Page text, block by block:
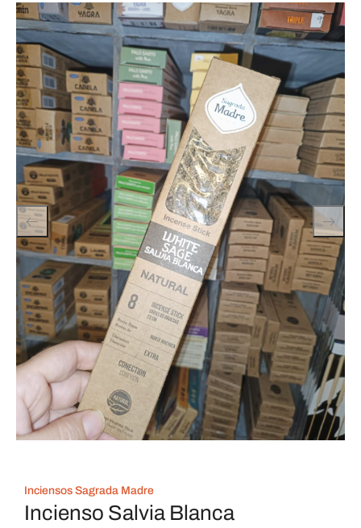
Inciensos Sagrada Madre
Incienso Salvia Blanca